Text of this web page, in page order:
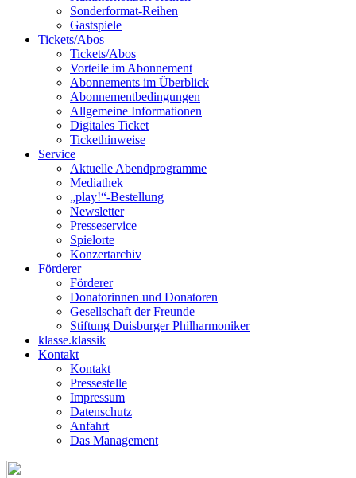
Sonderformat-Reihen
Gastspiele
Tickets/Abos
Tickets/Abos
Vorteile im Abonnement
Abonnements im Überblick
Abonnement­bedingungen
Allgemeine Informationen
Digitales Ticket
Ticket­hinweise
Service
Aktuelle Abendprogramme
Mediathek
„play!“-Bestellung
Newsletter
Presseservice
Spielorte
Konzertarchiv
Förderer
Förderer
Donatorinnen und Donatoren
Gesellschaft der Freunde
Stiftung Duisburger Philharmoniker
klasse.klassik
Kontakt
Kontakt
Pressestelle
Impressum
Datenschutz
Anfahrt
Das Management